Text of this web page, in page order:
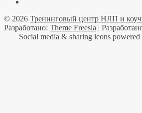
© 2026 Тренинговый центр НЛП и
Разработано: Theme Freesia |
Social media & sharing icons powered